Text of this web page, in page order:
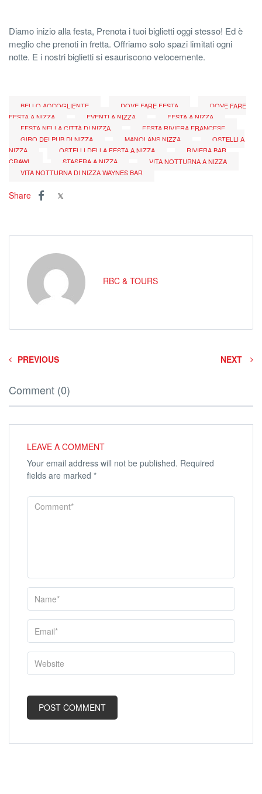
Diamo inizio alla festa, Prenota i tuoi biglietti oggi stesso! Ed è
meglio che prenoti in fretta. Offriamo solo spazi limitati ogni
notte. E i nostri biglietti si esauriscono velocemente.
BELLO ACCOGLIENTE DOVE FARE FESTA
DOVE FARE
FESTA A NIZZA
EVENTI A NIZZA
FESTA A NIZZA
FESTA NELLA CITTÀ DI NIZZA
FESTA RIVIERA FRANCESE
GIRO DEI PUB DI NIZZA
MANOLANS NIZZA
OSTELLI A
NIZZA
OSTELLI DELLA FESTA A NIZZA
RIVIERA BAR
CRAWL
STASERA A NIZZA
VITA NOTTURNA A NIZZA
VITA NOTTURNA DI NIZZA WAYNES BAR
Share
RBC & TOURS
PREVIOUS NEXT
Comment (0)
LEAVE A COMMENT
Your email address will not be published. Required
fields are marked *